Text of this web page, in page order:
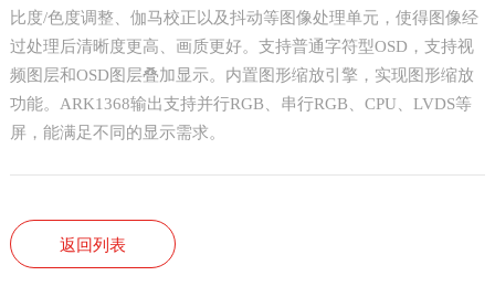
比度/色度调整、伽马校正以及抖动等图像处理单元，使得图像经
过处理后清晰度更高、画质更好。支持普通字符型OSD，支持视
频图层和OSD图层叠加显示。内置图形缩放引擎，实现图形缩放
功能。ARK1368输出支持并行RGB、串行RGB、CPU、LVDS等
屏，能满足不同的显示需求。
返回列表